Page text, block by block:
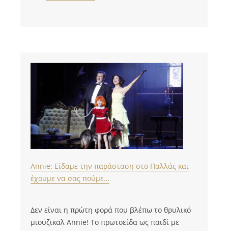
Αnnie: Είδαμε την παράσταση στο Παλλάς και
έχουμε να σας πούμε…
Δεν είναι η πρώτη φορά που βλέπω το θρυλικό
μιούζικαλ Αnnie! Το πρωτοείδα ως παιδί με